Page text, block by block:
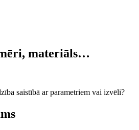
materiāls…
saistībā ar parametriem vai izvēli?